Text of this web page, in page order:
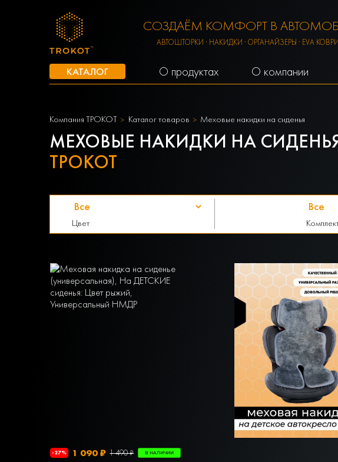
СОЗДАЁМ КОМФОРТ В
АВТОШТОРКИ · НАКИДКИ · ОРГАНАЙЗЕРЫ · EVA
КАТАЛОГ О продуктах О компании
Компания ТРОКОТ Каталог товаров Меховые накидки на сиденья
МЕХОВЫЕ НАКИДКИ НА
ТРОКОТ
Цвет
-27% 1 090 ₽ 1 490 ₽ В НАЛИЧИИ